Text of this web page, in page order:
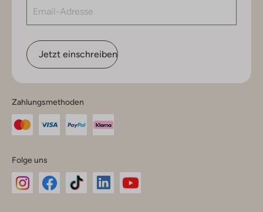
Jetzt einschreiben
Zahlungsmethoden
Folge uns